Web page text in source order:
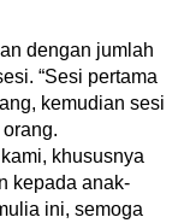
dengan jumlah
“Sesi pertama
kemudian sesi
khususnya
kepada anak-
ini, semoga